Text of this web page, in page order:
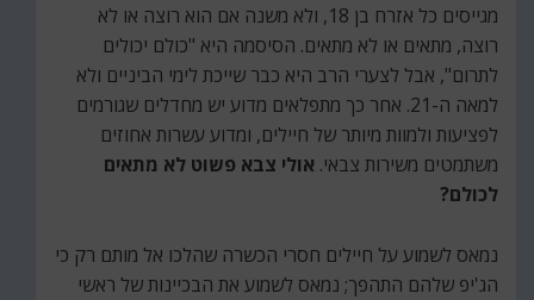
מגייסים כל אזרח בן 18, ולא משנה אם הוא רוצה או לא
רוצה, מתאים או לא מתאים. הסיסמה היא "כולם יכולים
לתרום", אבל לצערי הרב היא כבר שייכת לימי הביניים ולא
למאה ה-21. אחר כך מתפלאים מדוע יש מחדלים שגורמים
לפציעות ולמוות מיותר של חיילים, ומדוע עשרות אחוזים
משתמטים משירות צבאי. אולי צבא פשוט לא מתאים
לכולם?
נמאס לשמוע על חיילים חסרי הכשרה שהלכו אל מותם רק כי
הג'יפ שלהם התהפך; נמאס לשמוע את הבכיינות של ראשי